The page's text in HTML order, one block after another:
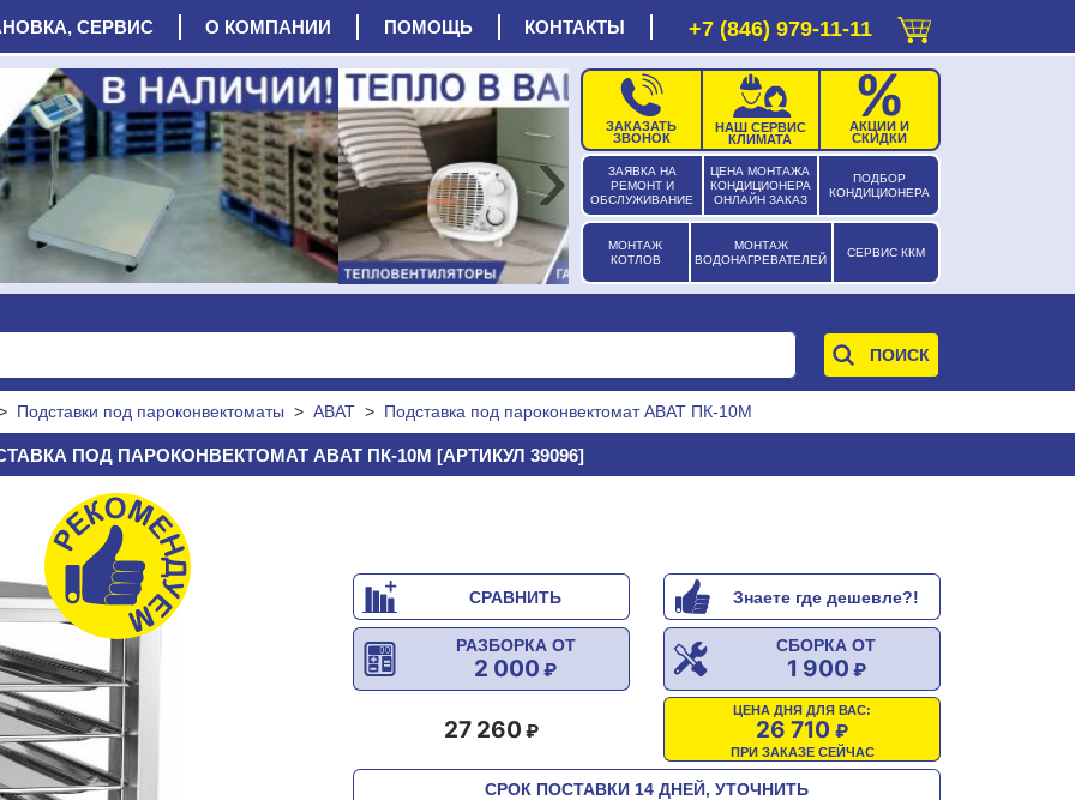
СЕРВИС О КОМПАНИИ ПОМОЩЬ КОНТАКТЫ +7 (846) 979-11-11
ЗАЯВКА НА
РЕМОНТ И
ОБСЛУЖИВАНИЕ
ЦЕНА МОНТАЖА
КОНДИЦИОНЕРА
ОНЛАЙН ЗАКАЗ
ПОДБОР
КОНДИЦИОНЕРА
МОНТАЖ
КОТЛОВ
МОНТАЖ
ВОДОНАГРЕВАТЕЛЕЙ
СЕРВИС ККМ
ЗАКАЗАТЬ
ЗВОНОК
НАШ СЕРВИС
КЛИМАТА
АКЦИИ И
СКИДКИ
›
Подставки под пароконвектоматы > ABAT > Подставка под пароконвектомат ABAT ПК-10М
ПОД ПАРОКОНВЕКТОМАТ ABAT ПК-10М [АРТИКУЛ 39096]
СРАВНИТЬ Знаете где дешевле?!
СБОРКА ОТ
1 900
РАЗБОРКА ОТ
2 000
ЦЕНА ДНЯ ДЛЯ ВАС:
26 710
ПРИ ЗАКАЗЕ СЕЙЧАС
27 260
СРОК ПОСТАВКИ 14 ДНЕЙ, УТОЧНИТЬ